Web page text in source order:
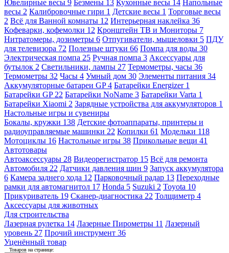
Ювелирные весы 9 Безмены 13 Кухонные весы 14 Напольные
весы 2 Калибровочные гири 1 Детские весы 1 Торговые весы
2 Всё для Ванной комнаты 12 Интерьерная наклейка 36
Кофеварки, кофемолки 12 Кронштейн ТВ и Мониторы 7
Нитратомеры, дозиметры 6 Отпугиватели, мышеловки 5 ПДУ
для телевизора 72 Полезные штуки 66 Помпа для воды 30
Электрическая помпа 25 Ручная помпа 3 Аксессуары для
бутылок 2 Светильники, лампы 27 Термометры, часы 36
Термометры 32 Часы 4 Умный дом 30 Элементы питания 34
Аккумуляторные батареи GP4 Батарейки Energizer 1
Батарейки GP 22 Батарейки NoName 3 Батарейки Varta 1
Батарейки Xiaomi 2 Зарядные устройства для аккумуляторов 1
Настольные игры и сувениры
Бокалы, кружки 138 Детские фотоаппараты, принтеры и
радиоуправляемые машинки 22 Копилки 61 Модельки 118
Мотоциклы 16 Настольные игры 38 Прикольные вещи 41
Автотовары
Автоаксессуары 28 Видеорегистратор 15 Всё для ремонта
Автомобиля 22 Датчики давления шин 9 Запуск аккумулятора
6 Камера заднего хода 12 Парковочный радар 13 Переходные
рамки для автомагнитол 17 Honda 5 Suzuki 2 Toyota 10
Прикуриватель 19 Сканер-диагностика 22 Толщиметр 4
Аксессуары для животных
Для строительства
Лазерная рулетка 14 Лазерные Пирометры 11 Лазерный
уровень 27 Прочий инструмент 36
Уценённый товар
Товаров на странице: